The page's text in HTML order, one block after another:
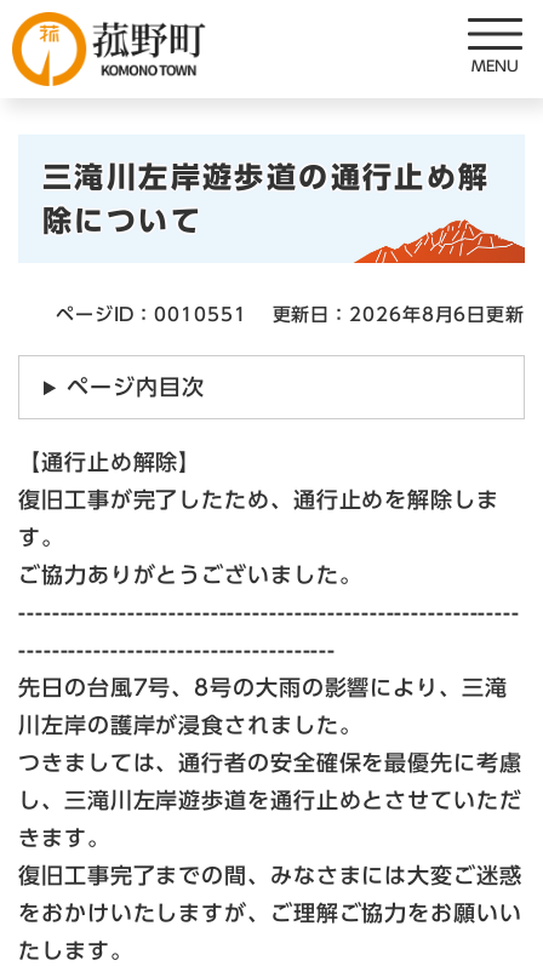
ー
ジ
三滝川左岸遊歩道の通行止め解
除について
ページID：0010551 更新日：2026年8月6日更新
ページ内目次
【通行止め解除】
復旧工事が完了したため、通行止めを解除しま
す。
ご協力ありがとうございました。
------------------------------------------------------------
--------------------------------------
先日の台風7号、8号の大雨の影響により、三滝
川左岸の護岸が浸食されました。
つきましては、通行者の安全確保を最優先に考慮
し、三滝川左岸遊歩道を通行止めとさせていただ
きます。
復旧工事完了までの間、みなさまには大変ご迷惑
をおかけいたしますが、ご理解ご協力をお願いい
たします。